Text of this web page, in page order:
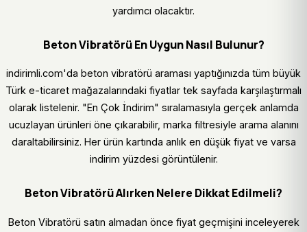
yardımcı olacaktır.
Beton Vibratörü En Uygun Nasıl Bulunur?
indirimli.com'da beton vibratörü araması yaptığınızda tüm büyük
Türk e-ticaret mağazalarındaki fiyatlar tek sayfada karşılaştırmalı
olarak listelenir. "En Çok İndirim" sıralamasıyla gerçek anlamda
ucuzlayan ürünleri öne çıkarabilir, marka filtresiyle arama alanını
daraltabilirsiniz. Her ürün kartında anlık en düşük fiyat ve varsa
indirim yüzdesi görüntülenir.
Beton Vibratörü Alırken Nelere Dikkat Edilmeli?
Beton Vibratörü satın almadan önce fiyat geçmişini inceleyerek